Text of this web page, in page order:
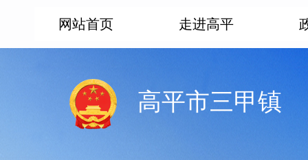
网站首页 走进高平
高平市三甲镇